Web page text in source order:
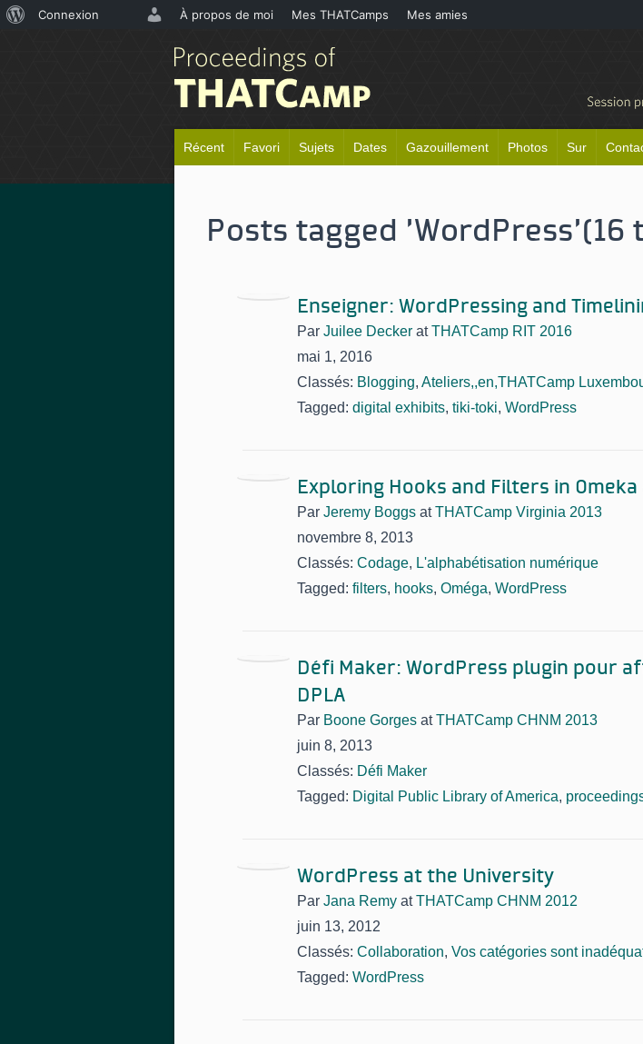
Récent Favori Sujets Dates Gazouillement Photos Sur
Posts tagged 'WordPress'(16
Enseigner: WordPressing and
Par Juilee Decker atTHATCamp RIT 2016
mai 1, 2016
Classés: Blogging, Ateliers,,en,THATCamp
Tagged: digital exhibits, tiki-toki, WordPress
Exploring Hooks and Filters in
Par Jeremy Boggs atTHATCamp Virginia 2013
novembre 8, 2013
Classés: Codage, L'alphabétisation numérique
Tagged: filters, hooks, Oméga, WordPress
Défi Maker: WordPress plugin pour
DPLA
Par Boone Gorges atTHATCamp CHNM 2013
juin 8, 2013
Classés: Défi Maker
Tagged: Digital Public Library of America,
WordPress at the University
Par Jana Remy atTHATCamp CHNM 2012
juin 13, 2012
Classés: Collaboration, Vos catégories sont
Tagged: WordPress
Connexion À propos de moi Mes THATCamps Mes amies